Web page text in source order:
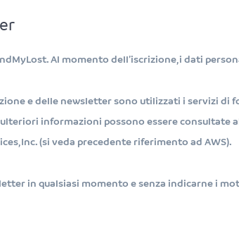
Al momento dell’iscrizione, i dati
e delle newsletter sono utilizzati i servizi di
(ulteriori informazioni possono essere
Inc. (si veda precedente riferimento ad AWS).
in qualsiasi momento e senza indicarne i